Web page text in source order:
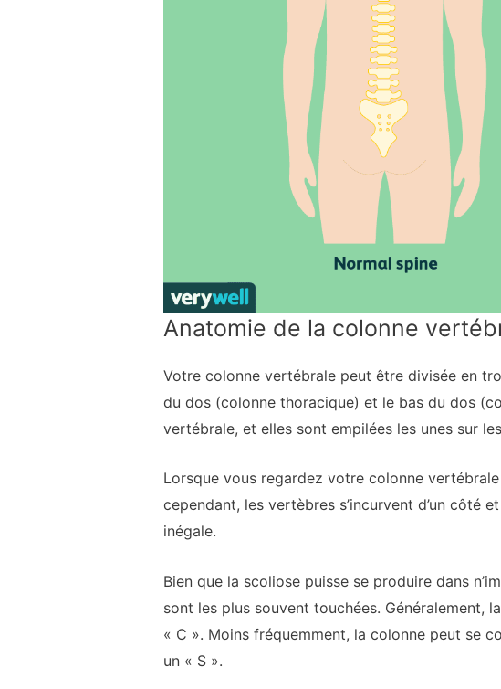
Anatomie de la colonne
Votre colonne vertébrale peut être divisée en
du dos (colonne thoracique) et le bas du dos
vertébrale, et elles sont empilées les unes sur
Lorsque vous regardez votre colonne
cependant, les vertèbres s’incurvent d’un côté
inégale.
Bien que la scoliose puisse se produire dans
sont les plus souvent touchées. Généralement,
« C ». Moins fréquemment, la colonne peut se
un « S ».